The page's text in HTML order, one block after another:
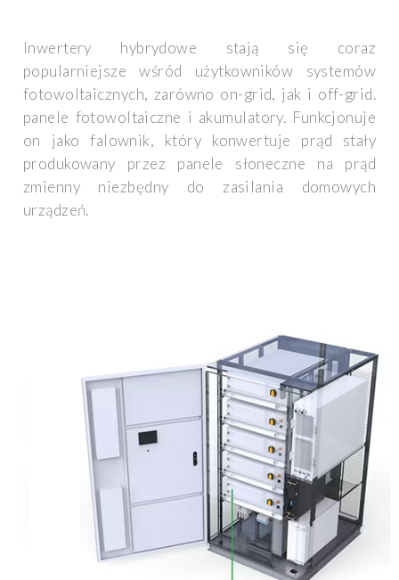
Inwertery hybrydowe stają się coraz
popularniejsze wśród użytkowników systemów
fotowoltaicznych, zarówno on-grid, jak i off-grid.
panele fotowoltaiczne i akumulatory. Funkcjonuje
on jako falownik, który konwertuje prąd stały
produkowany przez panele słoneczne na prąd
zmienny niezbędny do zasilania domowych
urządzeń.